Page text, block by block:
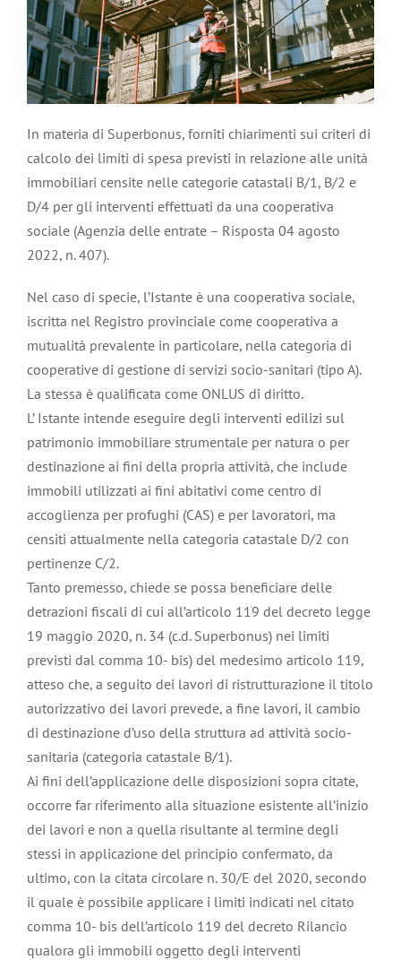
In materia di Superbonus, forniti chiarimenti sui criteri di
calcolo dei limiti di spesa previsti in relazione alle unità
immobiliari censite nelle categorie catastali B/1, B/2 e
D/4 per gli interventi effettuati da una cooperativa
sociale (Agenzia delle entrate – Risposta 04 agosto
2022, n. 407).
Nel caso di specie, l’Istante è una cooperativa sociale,
iscritta nel Registro provinciale come cooperativa a
mutualità prevalente in particolare, nella categoria di
cooperative di gestione di servizi socio-sanitari (tipo A).
La stessa è qualificata come ONLUS di diritto.
L’ Istante intende eseguire degli interventi edilizi sul
patrimonio immobiliare strumentale per natura o per
destinazione ai fini della propria attività, che include
immobili utilizzati ai fini abitativi come centro di
accoglienza per profughi (CAS) e per lavoratori, ma
censiti attualmente nella categoria catastale D/2 con
pertinenze C/2.
Tanto premesso, chiede se possa beneficiare delle
detrazioni fiscali di cui all’articolo 119 del decreto legge
19 maggio 2020, n. 34 (c.d. Superbonus) nei limiti
previsti dal comma 10- bis) del medesimo articolo 119,
atteso che, a seguito dei lavori di ristrutturazione il titolo
autorizzativo dei lavori prevede, a fine lavori, il cambio
di destinazione d’uso della struttura ad attività socio-
sanitaria (categoria catastale B/1).
Ai fini dell’applicazione delle disposizioni sopra citate,
occorre far riferimento alla situazione esistente all’inizio
dei lavori e non a quella risultante al termine degli
stessi in applicazione del principio confermato, da
ultimo, con la citata circolare n. 30/E del 2020, secondo
il quale è possibile applicare i limiti indicati nel citato
comma 10- bis dell’articolo 119 del decreto Rilancio
qualora gli immobili oggetto degli interventi